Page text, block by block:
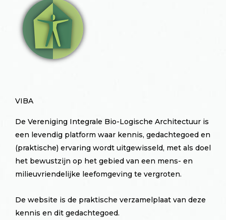
VIBA
De Vereniging Integrale Bio-Logische Architectuur is
een levendig platform waar kennis, gedachtegoed en
(praktische) ervaring wordt uitgewisseld, met als doel
het bewustzijn op het gebied van een mens- en
milieuvriendelijke leefomgeving te vergroten.
De website is de praktische verzamelplaat van deze
kennis en dit gedachtegoed.